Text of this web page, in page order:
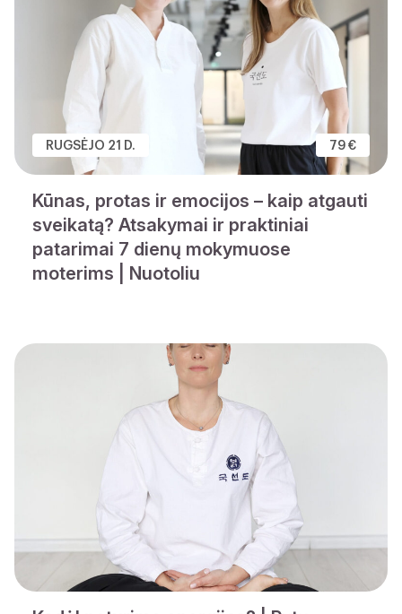
RUGSĖJO 21 D. 79 €
Kūnas, protas ir emocijos – kaip atgauti
sveikatą? Atsakymai ir praktiniai
patarimai 7 dienų mokymuose
moterims | Nuotoliu